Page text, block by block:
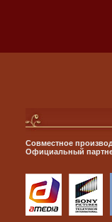
Совместное
Официальный